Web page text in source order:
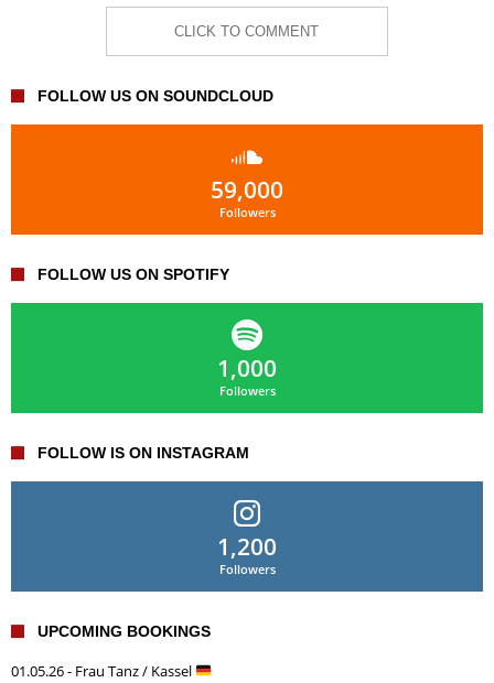
CLICK TO COMMENT
FOLLOW US ON SOUNDCLOUD
59,000
Followers
FOLLOW US ON SPOTIFY
1,000
Followers
FOLLOW IS ON INSTAGRAM
1,200
Followers
UPCOMING BOOKINGS
01.05.26 - Frau Tanz / Kassel